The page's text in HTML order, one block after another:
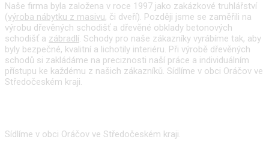
Naše firma byla založena v roce 1997 jako zakázkové truhlářství
(výroba nábytku z masivu, či dveří). Později jsme se zaměřili na
výrobu dřevěných schodišť a dřevěné obklady betonových
schodišť a zábradlí. Schody pro naše zákazníky vyrábíme tak, aby
byly bezpečné, kvalitní a lichotily interiéru. Při výrobě dřevěných
schodů si zakládáme na preciznosti naší práce a individuálním
přístupu ke každému z našich zákazníků. Sídlíme v obci Oráčov ve
Středočeském kraji.
Sídlíme v obci Oráčov ve Středočeském kraji.